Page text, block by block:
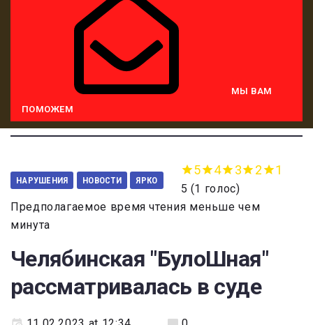
МЫ ВАМ
ПОМОЖЕМ
НАРУШЕНИЯ НОВОСТИ ЯРКО
5 4 3 2 1
5 (1 голос)
Предполагаемое время чтения меньше чем
минута
Челябинская "БулоШная"
рассматривалась в суде